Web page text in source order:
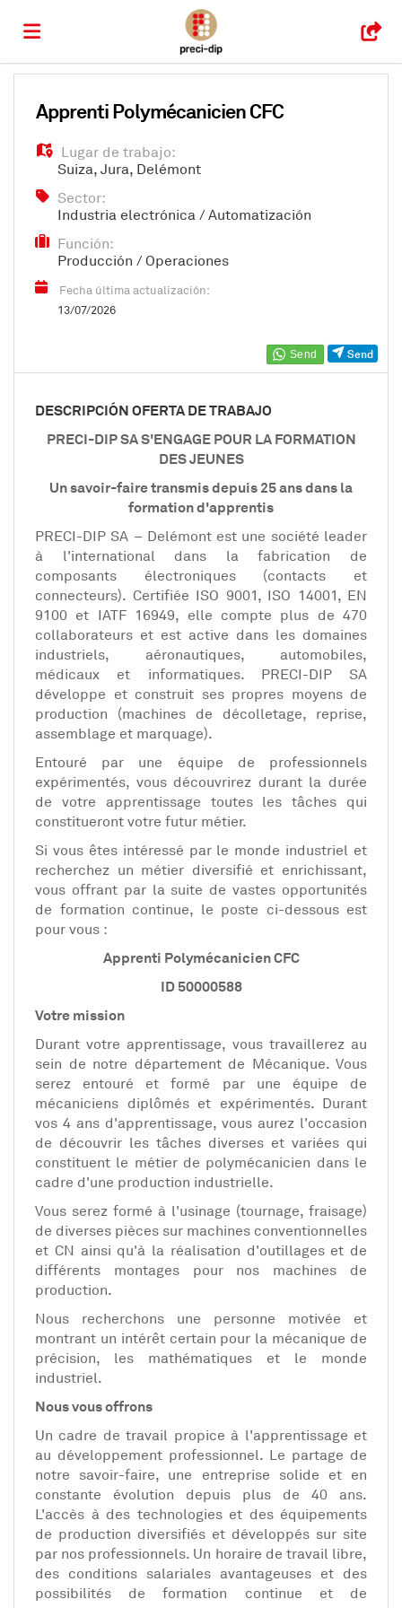
Lista
ofertas
Subir
EN
IT
DE
ES
PT
Send
Apprenti Polymécanicien CFC
Lugar de trabajo:
Suiza, Jura, Delémont
Sector:
Industria electrónica / Automatización
Función:
Producción / Operaciones
Fecha última actualización:
13/07/2026
DESCRIPCIÓN OFERTA DE TRABAJO
PRECI-DIP SA S'ENGAGE POUR LA FORMATION
DES JEUNES
Un savoir-faire transmis depuis 25 ans dans la
formation d'apprentis
PRECI-DIP SA – Delémont est une société leader
à l'international dans la fabrication de
composants électroniques (contacts et
connecteurs). Certifiée ISO 9001, ISO 14001, EN
9100 et IATF 16949, elle compte plus de 470
collaborateurs et est active dans les domaines
industriels, aéronautiques, automobiles,
médicaux et informatiques. PRECI-DIP SA
développe et construit ses propres moyens de
production (machines de décolletage, reprise,
assemblage et marquage).
Entouré par une équipe de professionnels
expérimentés, vous découvrirez durant la durée
de votre apprentissage toutes les tâches qui
constitueront votre futur métier.
Si vous êtes intéressé par le monde industriel et
recherchez un métier diversifié et enrichissant,
vous offrant par la suite de vastes opportunités
de formation continue, le poste ci-dessous est
pour vous :
Apprenti Polymécanicien CFC
ID 50000588
Votre mission
Durant votre apprentissage, vous travaillerez au
sein de notre département de Mécanique. Vous
serez entouré et formé par une équipe de
mécaniciens diplômés et expérimentés. Durant
vos 4 ans d'apprentissage, vous aurez l'occasion
de découvrir les tâches diverses et variées qui
constituent le métier de polymécanicien dans le
cadre d'une production industrielle.
Vous serez formé à l'usinage (tournage, fraisage)
de diverses pièces sur machines conventionnelles
et CN ainsi qu'à la réalisation d'outillages et de
différents montages pour nos machines de
production.
Nous recherchons une personne motivée et
montrant un intérêt certain pour la mécanique de
précision, les mathématiques et le monde
industriel.
Nous vous offrons
Un cadre de travail propice à l'apprentissage et
au développement professionnel. Le partage de
notre savoir-faire, une entreprise solide et en
constante évolution depuis plus de 40 ans.
L'accès à des technologies et des équipements
de production diversifiés et développés sur site
par nos professionnels. Un horaire de travail libre,
des conditions salariales avantageuses et des
possibilités de formation continue et de